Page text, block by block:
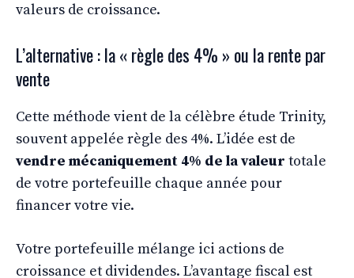
valeurs de croissance.
L’alternative : la « règle des 4% » ou la rente par
vente
Cette méthode vient de la célèbre étude Trinity,
souvent appelée règle des 4%. L’idée est de
vendre mécaniquement 4% de la valeur totale
de votre portefeuille chaque année pour
financer votre vie.
Votre portefeuille mélange ici actions de
croissance et dividendes. L’avantage fiscal est